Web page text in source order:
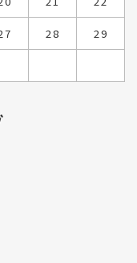
28 29